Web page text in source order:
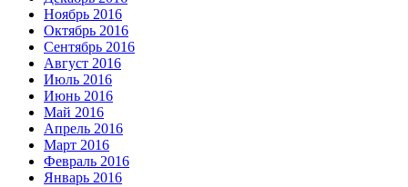
Ноябрь 2016
Октябрь 2016
Сентябрь 2016
Август 2016
Июль 2016
Июнь 2016
Май 2016
Апрель 2016
Март 2016
Февраль 2016
Январь 2016